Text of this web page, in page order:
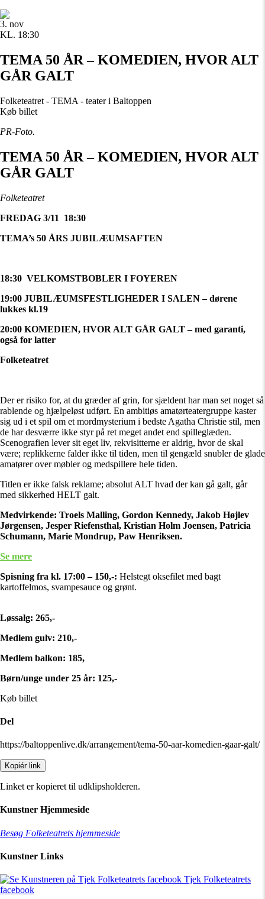
3. nov
KL. 18:30
TEMA 50 ÅR – KOMEDIEN, HVOR ALT
GÅR GALT
Folketeatret - TEMA - teater i Baltoppen
Køb billet
PR-Foto.
TEMA 50 ÅR – KOMEDIEN, HVOR ALT
GÅR GALT
Folketeatret
FREDAG 3/11 18:30
TEMA’s 50 ÅRS JUBILÆUMSAFTEN
18:30 VELKOMSTBOBLER I FOYEREN
19:00 JUBILÆUMSFESTLIGHEDER I SALEN – dørene
lukkes kl.19
20:00 KOMEDIEN, HVOR ALT GÅR GALT – med garanti,
også for latter
Folketeatret
Der er risiko for, at du græder af grin, for sjældent har man set noget så
rablende og hjælpeløst udført. En ambitiøs amatørteatergruppe kaster
sig ud i et spil om et mordmysterium i bedste Agatha Christie stil, men
de har desværre ikke styr på ret meget andet end spilleglæden.
Scenografien lever sit eget liv, rekvisitterne er aldrig, hvor de skal
være; replikkerne falder ikke til tiden, men til gengæld snubler de glade
amatører over møbler og medspillere hele tiden.
Titlen er ikke falsk reklame; absolut ALT hvad der kan gå galt, går
med sikkerhed HELT galt.
Medvirkende: Troels Malling, Gordon Kennedy, Jakob Højlev
Jørgensen, Jesper Riefensthal, Kristian Holm Joensen, Patricia
Schumann, Marie Mondrup, Paw Henriksen.
Se mere
Spisning fra kl. 17:00 – 150,-: Helstegt oksefilet med bagt
kartoffelmos, svampesauce og grønt.
Løssalg: 265,-
Medlem gulv: 210,-
Medlem balkon: 185,
Børn/unge under 25 år: 125,-
Køb billet
Del
https://baltoppenlive.dk/arrangement/tema-50-aar-komedien-gaar-galt/
Kopiér link
Linket er kopieret til udklipsholderen.
Kunstner Hjemmeside
Besøg Folketeatrets hjemmeside
Kunstner Links
Tjek Folketeatrets
facebook